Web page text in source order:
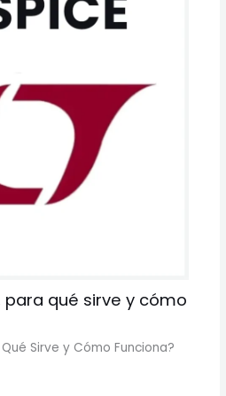
para qué sirve y cómo
Sirve y Cómo Funciona?